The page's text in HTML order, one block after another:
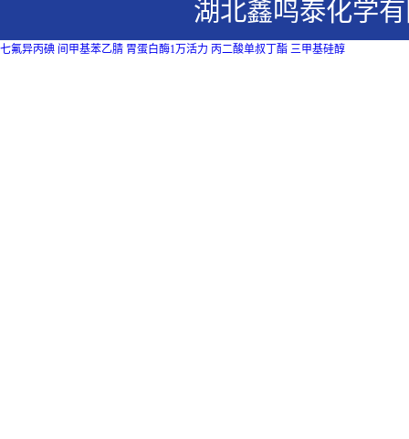
湖北鑫鸣泰化学
七氟异丙碘 间甲基苯乙腈 胃蛋白酶1万活力 丙二酸单叔丁酯 三甲基硅醇